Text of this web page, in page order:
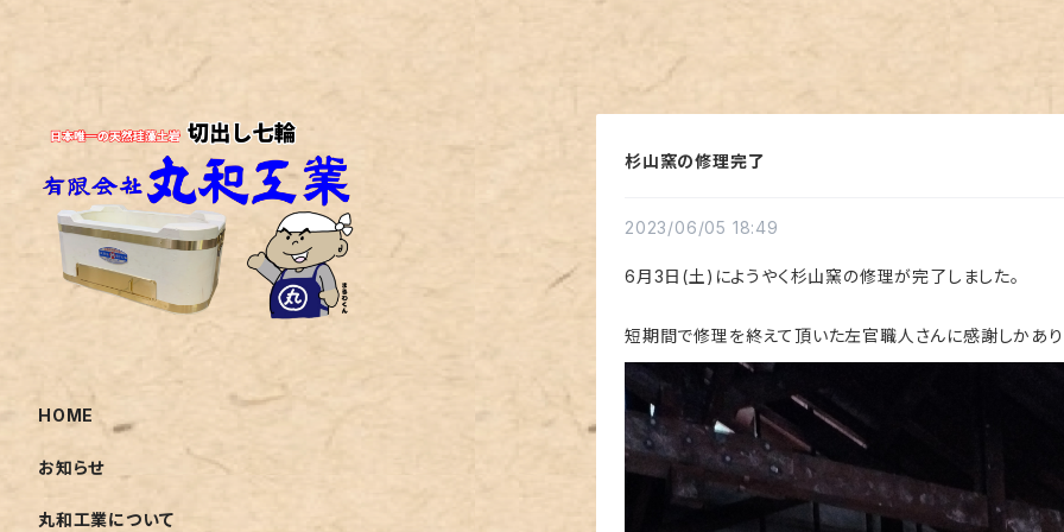
杉山窯の修理完了
2023/06/05 18:49
6月3日(土)にようやく杉山窯の修理が完了しました。
短期間で修理を終えて頂いた左官職人さんに感謝しかあり
HOME
お知らせ
丸和工業について